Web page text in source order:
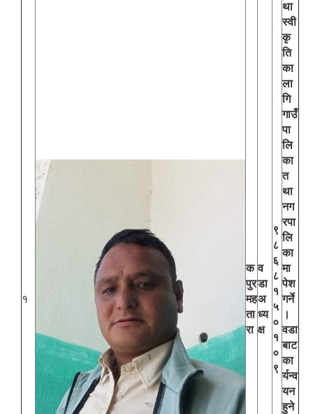
१
क
पुर
मह
ता
रा
व
डा
अ
ध्य
क्ष
९
८
६
८
१
५
०
१
०
९
था
स्वी
कृ
ति
का
ला
गि
गाउँ
पा
लि
का
त
था
नग
रपा
लि
का
मा
पेश
गर्ने
।
वडा
बाट
का
र्यन्व
यन
हुने